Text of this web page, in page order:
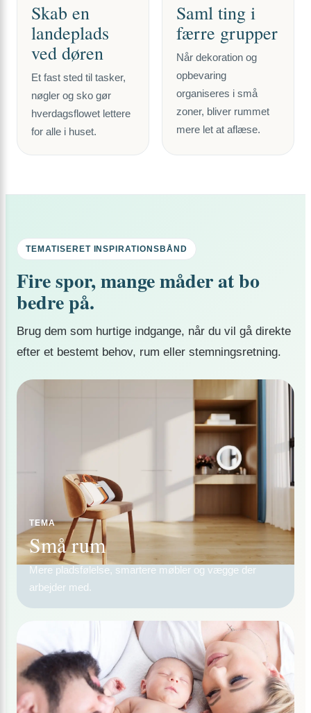
Skab en
landeplads
ved døren
Et fast sted til tasker,
nøgler og sko gør
hverdagsflowet lettere
for alle i huset.
Saml ting i
færre grupper
Når dekoration og
opbevaring
organiseres i små
zoner, bliver rummet
mere let at aflæse.
TEMATISERET INSPIRATIONSBÅND
Fire spor, mange måder at bo
bedre på.
Brug dem som hurtige indgange, når du vil gå direkte
efter et bestemt behov, rum eller stemningsretning.
TEMA
Små rum
Mere pladsfølelse, smartere møbler og vægge der
arbejder med.